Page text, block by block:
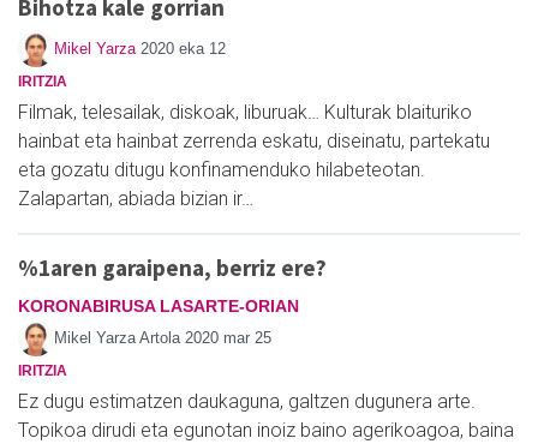
Bihotza kale gorrian
Mikel Yarza 2020 eka 12
IRITZIA
Filmak, telesailak, diskoak, liburuak… Kulturak blaituriko
hainbat eta hainbat zerrenda eskatu, diseinatu, partekatu
eta gozatu ditugu konfinamenduko hilabeteotan.
Zalapartan, abiada bizian ir…
%1aren garaipena, berriz ere?
KORONABIRUSA LASARTE-ORIAN
Mikel Yarza Artola 2020 mar 25
IRITZIA
Ez dugu estimatzen daukaguna, galtzen dugunera arte.
Topikoa dirudi eta egunotan inoiz baino agerikoagoa, baina